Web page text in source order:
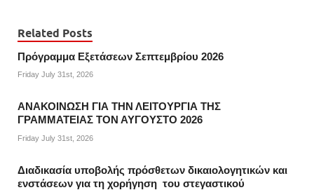
Related Posts
Πρόγραμμα Εξετάσεων Σεπτεμβρίου 2026
Friday July 31st, 2026
ΑΝΑΚΟΙΝΩΣΗ ΓΙΑ ΤΗΝ ΛΕΙΤΟΥΡΓΙΑ ΤΗΣ
ΓΡΑΜΜΑΤΕΙΑΣ ΤΟΝ ΑΥΓΟΥΣΤΟ 2026
Friday July 31st, 2026
Διαδικασία υποβολής πρόσθετων δικαιολογητικών και
ενστάσεων για τη χορήγηση του στεγαστικού